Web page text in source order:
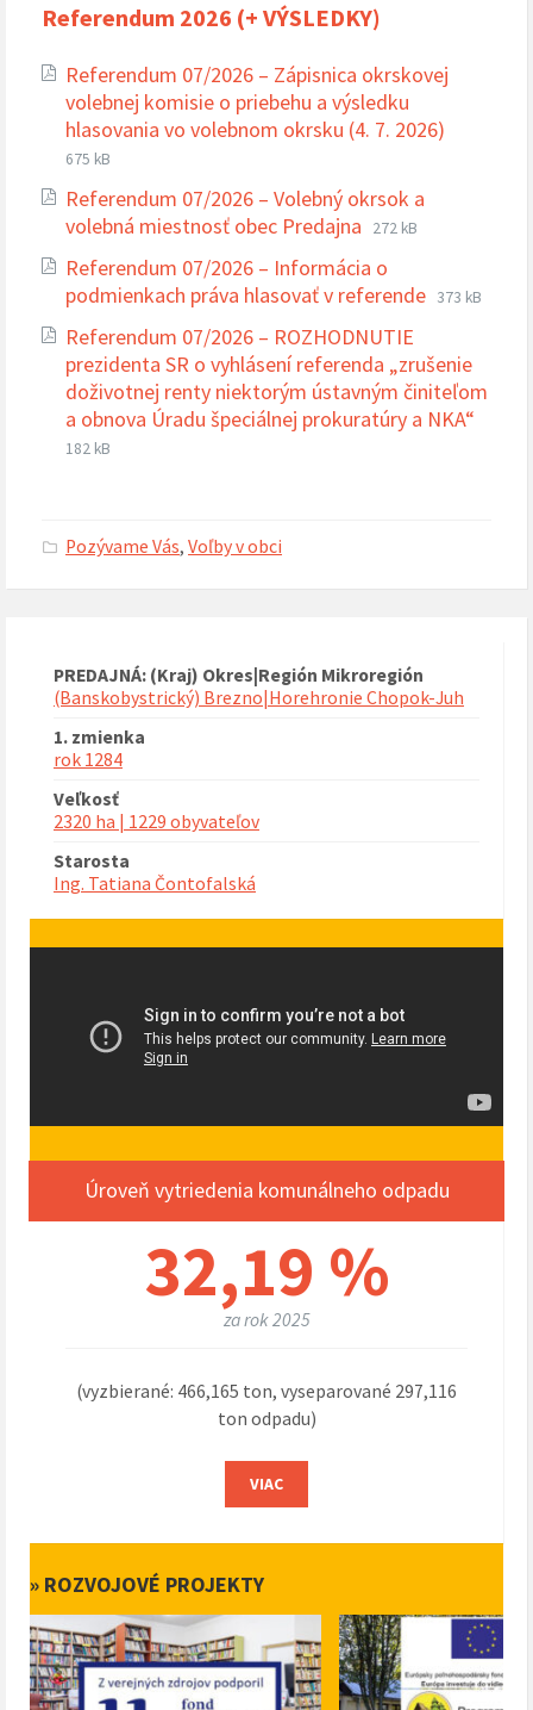
Referendum 2026 (+ VÝSLEDKY)
Referendum 07/2026 – Zápisnica okrskovej
volebnej komisie o priebehu a výsledku
hlasovania vo volebnom okrsku (4. 7. 2026)
675 kB
Referendum 07/2026 – Volebný okrsok a
volebná miestnosť obec Predajna Prípona
pdf
Veľkosť
272 kB
Referendum 07/2026 – Informácia o
podmienkach práva hlasovať v referende Prípona
Veľkosť
373 kB
Referendum 07/2026 – ROZHODNUTIE
prezidenta SR o vyhlásení referenda „zrušenie
doživotnej renty niektorým ústavným činiteľom
a obnova Úradu špeciálnej prokuratúry a NKA“
182 kB
Pozývame Vás, Voľby v obci
PREDAJNÁ: (Kraj) Okres|Región Mikroregión
(Banskobystrický) Brezno|Horehronie Chopok-Juh
1. zmienka
rok 1284
Veľkosť
2320 ha | 1229 obyvateľov
Starosta
Ing. Tatiana Čontofalská
Úroveň vytriedenia komunálneho odpadu
32,19 %
za rok 2025
(vyzbierané: 466,165 ton, vyseparované 297,116
ton odpadu)
VIAC
» ROZVOJOVÉ PROJEKTY